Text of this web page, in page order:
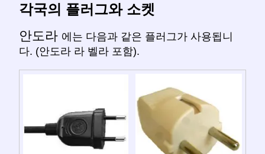
각국의 플러그와 소켓
안도라 에는 다음과 같은 플러그가 사용됩니
다. (안도라 라 벨라 포함).